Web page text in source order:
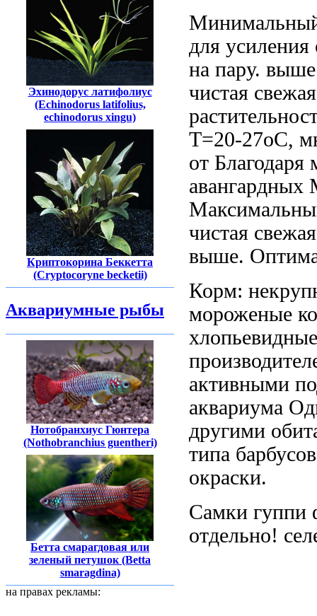
Эхинодорус латифолиус
(Echinodorus latifolius,
echinodorus xingu)
Криптокорина Беккетта
(Cryptocoryne becketii)
Аквариумные рыбы
Нотобранхиус Гюнтера
(Nothobranchius guentheri)
Бетта смарагдовая или
зеленый петушок (Betta
smaragdina)
на правах рекламы:
для усиления
на пару.
чистая
Т=20-27оС,
от Благодаря
авангардных
чистая свежая
выше.
Корм:
мороженые
активными
аквариума
другими
типа барбусов
окраски.
Самки гуппи
отдельно!